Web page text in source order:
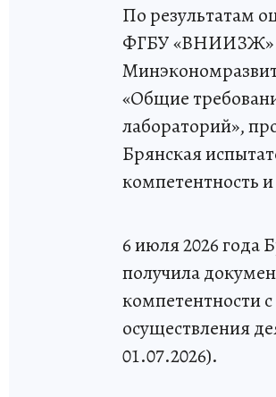
По результатам
ФГБУ «ВНИИЗЖ»
«Общие
лабораторий»,
Брянская
компетентность
6 июля 2026
получила
компетентности
осуществления
01.07.2026).